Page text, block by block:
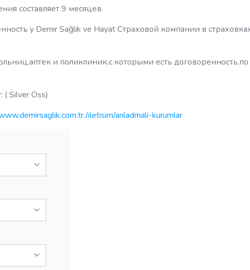
составляет 9 месяцев.
у Demir Sağlık ve Hayat Страховой компании в
и поликлиник,с которыми есть договоренность,по
( Silver Öss)
iletisim/anladmali-kurumlar